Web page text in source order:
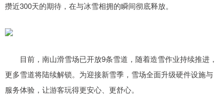
攒近300天的期待，在与冰雪相拥的瞬间彻底释放。
目前，南山滑雪场已开放9条雪道，随着造雪作业持续推进，
更多雪道将陆续解锁。为迎接新雪季，雪场全面升级硬件设施与
服务体验，让游客玩得更安心、更舒心。